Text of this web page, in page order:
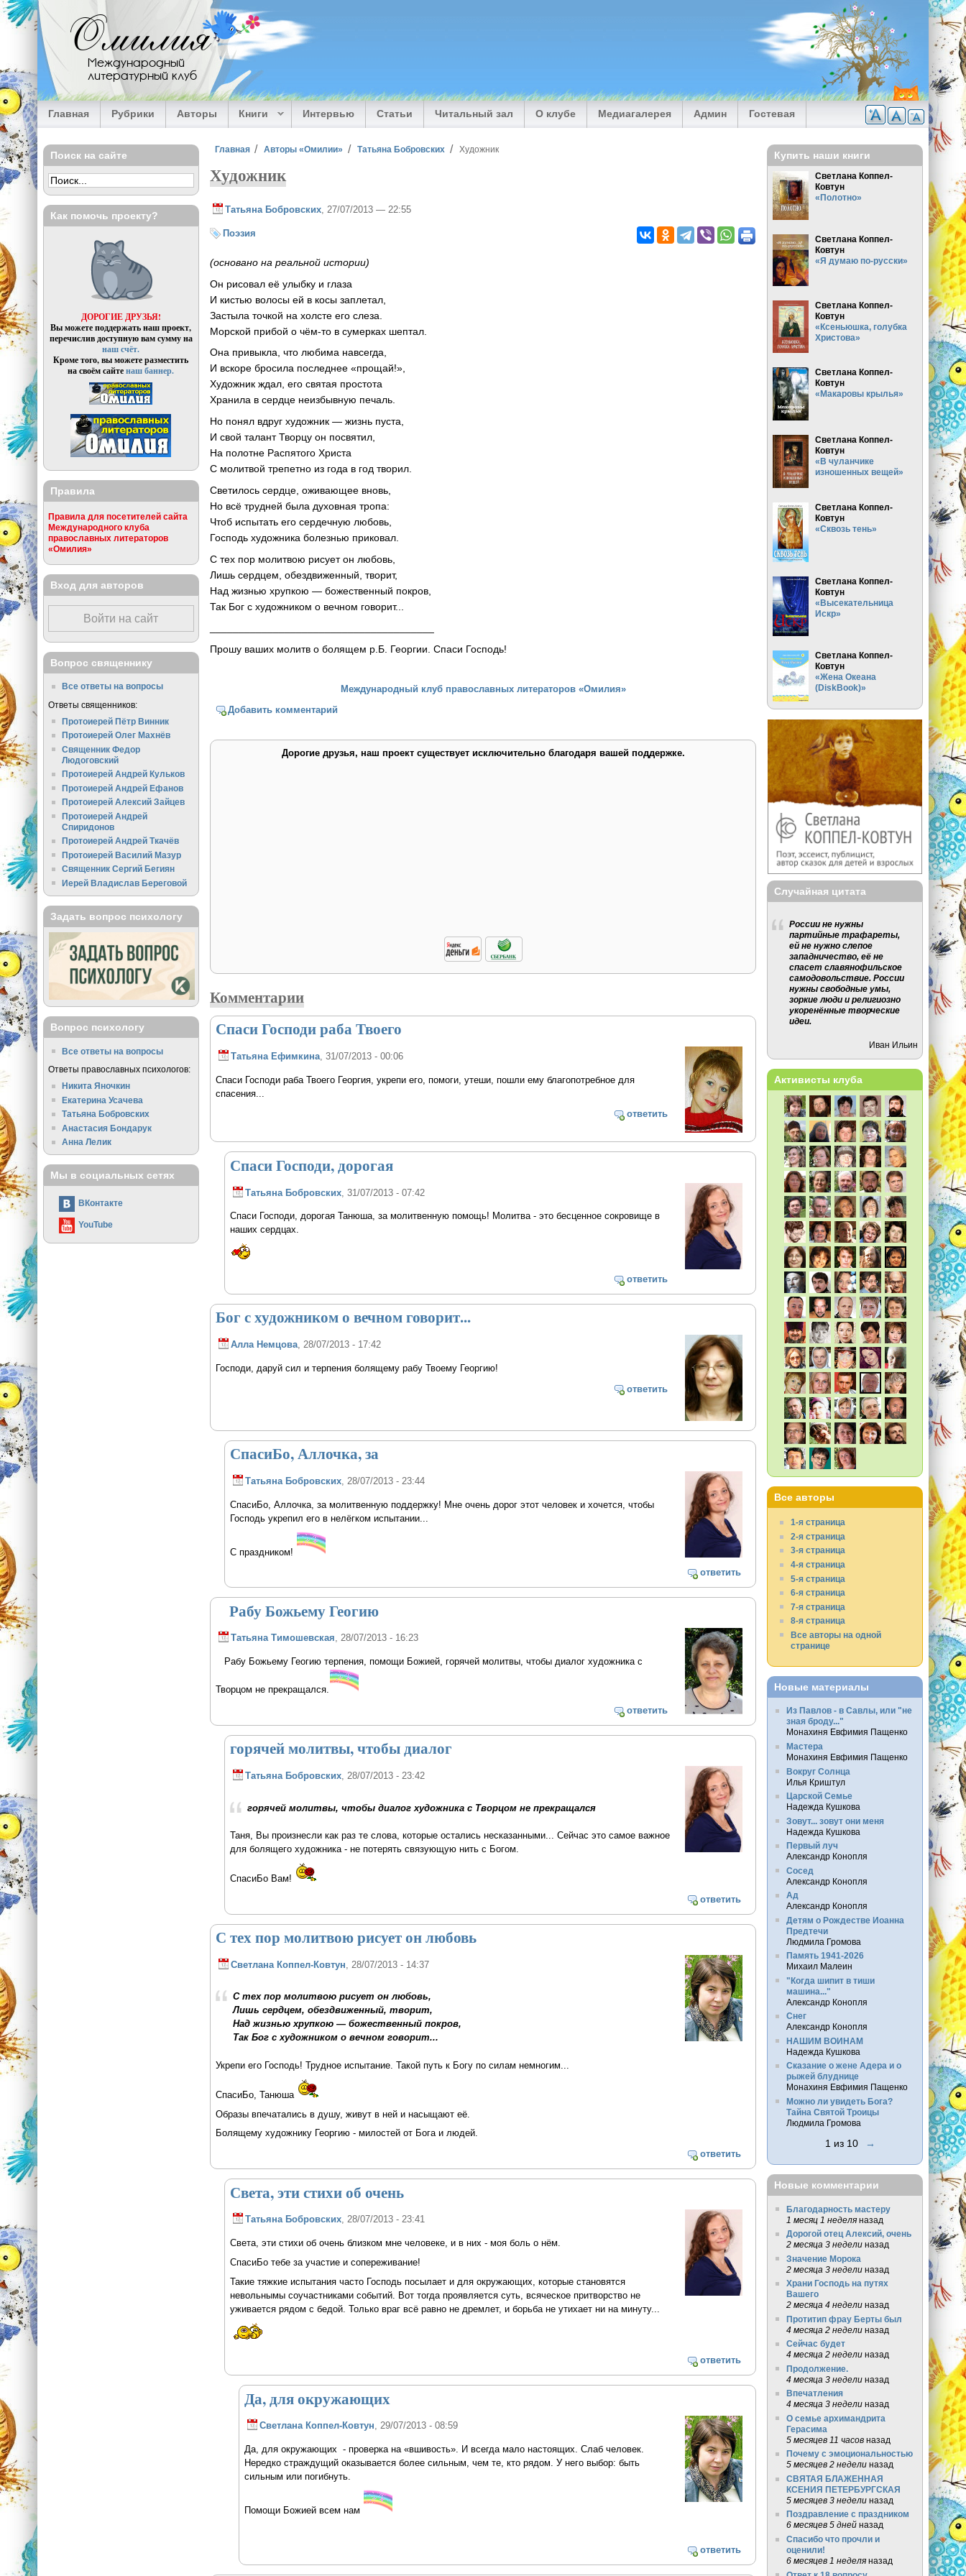
Перейти к основному содержанию
Омилия
Международный
литературный клуб
Главная Рубрики Авторы Книги Интервью Статьи Читальный зал О клубе Медиагалерея Админ Гостевая
Вы здесь
Главная Авторы «Омилии» Татьяна Бобровских Художник
Художник
Татьяна Бобровских , 27/07/2013 — 22:55
Поэзия
(основано на реальной истории)
Он рисовал её улыбку и глаза
И кистью волосы ей в косы заплетал,
Застыла точкой на холсте его слеза.
Морской прибой о чём-то в сумерках шептал.
Она привыкла, что любима навсегда,
И вскоре бросила последнее «прощай!»,
Художник ждал, его святая простота
Хранила в сердце неизбывную печаль.
Но понял вдруг художник — жизнь пуста,
И свой талант Творцу он посвятил,
На полотне Распятого Христа
С молитвой трепетно из года в год творил.
Светилось сердце, оживающее вновь,
Но всё трудней была духовная тропа:
Чтоб испытать его сердечную любовь,
Господь художника болезнью приковал.
С тех пор молитвою рисует он любовь,
Лишь сердцем, обездвиженный, творит,
Над жизнью хрупкою — божественный покров,
Так Бог с художником о вечном говорит...
Прошу ваших молитв о болящем р.Б. Георгии. Спаси Господь!
Международный клуб православных литераторов «Омилия»
Добавить комментарий
Дорогие друзья, наш проект существует исключительно благодаря вашей поддержке.
Комментарии
Спаси Господи раба Твоего
Татьяна Ефимкина, 31/07/2013 - 00:06
Спаси Господи раба Твоего Георгия, укрепи его, помоги, утеши, пошли ему благопотребное для
спасения...
ответить
Спаси Господи, дорогая
Татьяна Бобровских, 31/07/2013 - 07:42
Спаси Господи, дорогая Танюша, за молитвенную помощь! Молитва - это бесценное сокровище в
наших сердцах.
ответить
Бог с художником о вечном говорит...
Алла Немцова, 28/07/2013 - 17:42
Господи, даруй сил и терпения болящему рабу Твоему Георгию!
ответить
СпасиБо, Аллочка, за
Татьяна Бобровских, 28/07/2013 - 23:44
СпасиБо, Аллочка, за молитвенную поддержку! Мне очень дорог этот человек и хочется, чтобы
Господь укрепил его в нелёгком испытании...
С праздником!
ответить
Рабу Божьему Геогию
Татьяна Тимошевская, 28/07/2013 - 16:23
Рабу Божьему Геогию терпения, помощи Божией, горячей молитвы, чтобы диалог художника с
Творцом не прекращался.
ответить
горячей молитвы, чтобы диалог
Татьяна Бобровских, 28/07/2013 - 23:42
горячей молитвы, чтобы диалог художника с Творцом не прекращался
Таня, Вы произнесли как раз те слова, которые остались несказанными... Сейчас это самое важное
для болящего художника - не потерять связующую нить с Богом.
СпасиБо Вам!
ответить
С тех пор молитвою рисует он любовь
Светлана Коппел-Ковтун , 28/07/2013 - 14:37
С тех пор молитвою рисует он любовь,
Лишь сердцем, обездвиженный, творит,
Над жизнью хрупкою — божественный покров,
Так Бог с художником о вечном говорит...
Укрепи его Господь! Трудное испытание. Такой путь к Богу по силам немногим...
СпасиБо, Танюша
Образы впечатались в душу, живут в ней и насыщают её.
Болящему художнику Георгию - милостей от Бога и людей.
ответить
Света, эти стихи об очень
Татьяна Бобровских, 28/07/2013 - 23:41
Света, эти стихи об очень близком мне человеке, и в них - моя боль о нём.
СпасиБо тебе за участие и сопереживание!
Такие тяжкие испытания часто Господь посылает и для окружающих, которые становятся
невольнымы соучастниками событий. Вот тогда проявляется суть, всяческое притворство не
уживается рядом с бедой. Только враг всё равно не дремлет, и борьба не утихает ни на минуту...
ответить
Да, для окружающих
Светлана Коппел-Ковтун, 29/07/2013 - 08:59
Да, для окружающих - проверка на «вшивость». И всегда мало настоящих. Слаб человек.
Нередко страждущий оказывается более сильным, чем те, кто рядом. У него выбор: быть
сильным или погибнуть.
Помощи Божией всем нам
ответить
Поиск на сайте
Как помочь проекту?
ДОРОГИЕ ДРУЗЬЯ!
Вы можете поддержать наш проект,
перечислив доступную вам сумму на
наш счёт.
Кроме того, вы можете разместить
на своём сайтенаш баннер.
Правила
Правила для посетителей сайта
Международного клуба
православных литераторов
«Омилия»
Вход для авторов
Войти на сайт
Вопрос священнику
Все ответы на вопросы
Ответы священников:
Протоиерей Пётр Винник
Протоиерей Олег Махнёв
Священник Федор
Людоговский
Протоиерей Андрей Кульков
Протоиерей Андрей Ефанов
Протоиерей Алексий Зайцев
Протоиерей Андрей
Спиридонов
Протоиерей Андрей Ткачёв
Протоиерей Василий Мазур
Священник Сергий Бегиян
Иерей Владислав Береговой
Задать вопрос психологу
Вопрос психологу
Все ответы на вопросы
Ответы православных психологов:
Никита Яночкин
Екатерина Усачева
Татьяна Бобровских
Анастасия Бондарук
Анна Лелик
Мы в социальных сетях
ВКонтакте
YouTube
Купить наши книги
Светлана Коппел-
Ковтун
«Полотно»
Светлана Коппел-
Ковтун
«Я думаю по-русски»
Светлана Коппел-
Ковтун
«Ксеньюшка, голубка
Христова»
Светлана Коппел-
Ковтун
«Макаровы крылья»
Светлана Коппел-
Ковтун
«В чуланчике
изношенных вещей»
Светлана Коппел-
Ковтун
«Сквозь тень»
Светлана Коппел-
Ковтун
«Высекательница
Искр»
Светлана Коппел-
Ковтун
«Жена Океана
(DiskBook)»
Случайная цитата
России не нужны
партийные трафареты,
ей не нужно слепое
западничество, её не
спасет славянофильское
самодовольствие. России
нужны свободные умы,
зоркие люди и религиозно
укоренённые творческие
идеи.
Иван Ильин
Активисты клуба
Все авторы
1-я страница
2-я страница
3-я страница
4-я страница
5-я страница
6-я страница
7-я страница
8-я страница
Все авторы на одной
странице
Новые материалы
Из Павлов - в Савлы, или "не
зная броду..."
Монахиня Евфимия Пащенко
Мастера
Монахиня Евфимия Пащенко
Вокруг Солнца
Илья Криштул
Царской Семье
Надежда Кушкова
Зовут... зовут они меня
Надежда Кушкова
Первый луч
Александр Конопля
Сосед
Александр Конопля
Ад
Александр Конопля
Детям о Рождестве Иоанна
Предтечи
Людмила Громова
Память 1941-2026
Михаил Малеин
"Когда шипит в тиши
машина..."
Александр Конопля
Снег
Александр Конопля
НАШИМ ВОИНАМ
Надежда Кушкова
Сказание о жене Адера и о
рыжей блуднице
Монахиня Евфимия Пащенко
Можно ли увидеть Бога?
Тайна Святой Троицы
Людмила Громова
1 из 10 →
Новые комментарии
Благодарность мастеру
1 месяц 1 неделяназад
Дорогой отец Алексий, очень
2 месяца 3 неделиназад
Значение Морока
2 месяца 3 неделиназад
Храни Господь на путях
Вашего
2 месяца 4 неделиназад
Протитип фрау Берты был
4 месяца 2 неделиназад
Сейчас будет
4 месяца 2 неделиназад
Продолжение.
4 месяца 3 неделиназад
Впечатления
4 месяца 3 неделиназад
О семье архимандрита
Герасима
5 месяцев 11 часовназад
Почему с эмоциональностью
5 месяцев 2 неделиназад
СВЯТАЯ БЛАЖЕННАЯ
КСЕНИЯ ПЕТЕРБУРГСКАЯ
5 месяцев 3 неделиназад
Поздравление с праздником
6 месяцев 5 днейназад
Спасибо что прочли и
оценили!
6 месяцев 1 неделяназад